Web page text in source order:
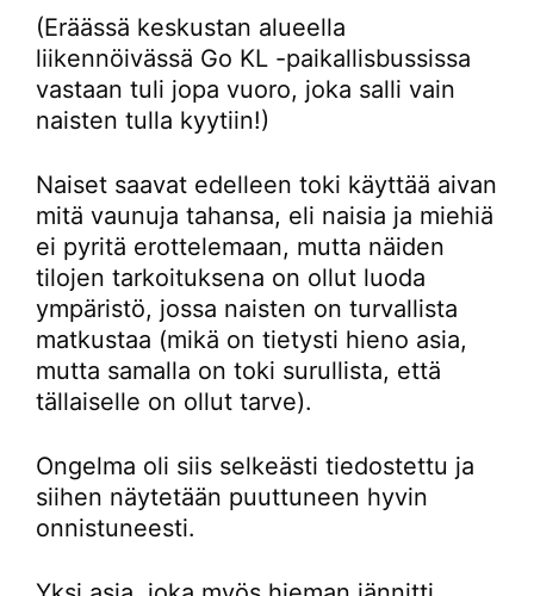
(Eräässä keskustan alueella
liikennöivässä Go KL -paikallisbussissa
vastaan tuli jopa vuoro, joka salli vain
naisten tulla kyytiin!)
Naiset saavat edelleen toki käyttää aivan
mitä vaunuja tahansa, eli naisia ja miehiä
ei pyritä erottelemaan, mutta näiden
tilojen tarkoituksena on ollut luoda
ympäristö, jossa naisten on turvallista
matkustaa (mikä on tietysti hieno asia,
mutta samalla on toki surullista, että
tällaiselle on ollut tarve).
Ongelma oli siis selkeästi tiedostettu ja
siihen näytetään puuttuneen hyvin
onnistuneesti.